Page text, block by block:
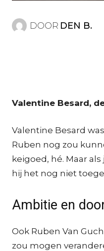
DOOR DEN B.
Valentine Besard,
Valentine Besard
Ruben nog zou
keigoed, hé. Maar
hij het nog niet
Ambitie en
Ook Ruben Van
zou mogen